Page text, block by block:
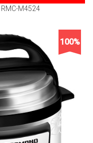
M4524
100%